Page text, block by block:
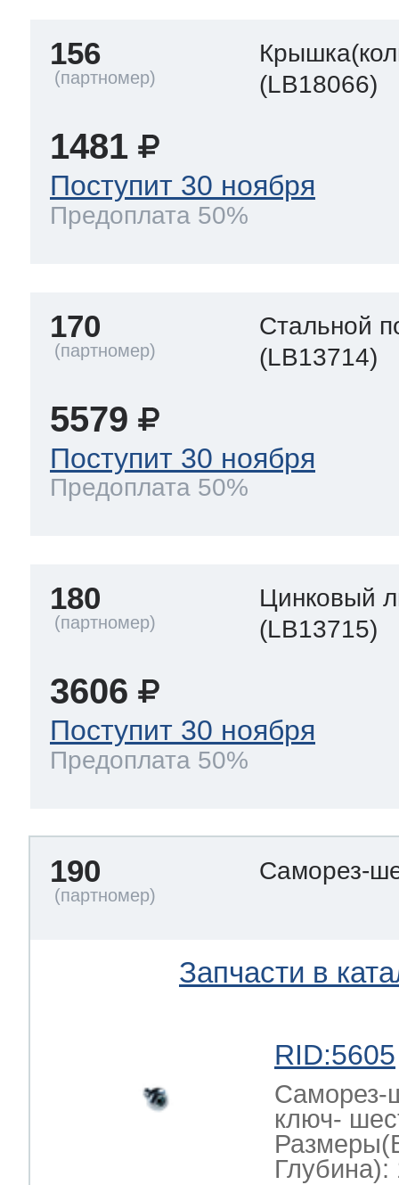
156
(LB18066)
1481
Поступит 30 ноября
Предоплата 50%
170
Стальной
(LB13714)
5579
Поступит 30 ноября
Предоплата 50%
180
Цинковый
(LB13715)
3606
Поступит 30 ноября
Предоплата 50%
190 Саморез-
Запчасти в
RID:5605
Саморез-
ключ-
Глубина):